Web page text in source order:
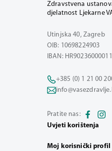
Zdravstvena
djelatnost Ljekarne
Utinjska 40, Zagreb
OIB: 10698224903
IBAN:
+385 (0) 1 21 00
Pratite nas:
Uvjeti korištenja
Moj korisnički profil